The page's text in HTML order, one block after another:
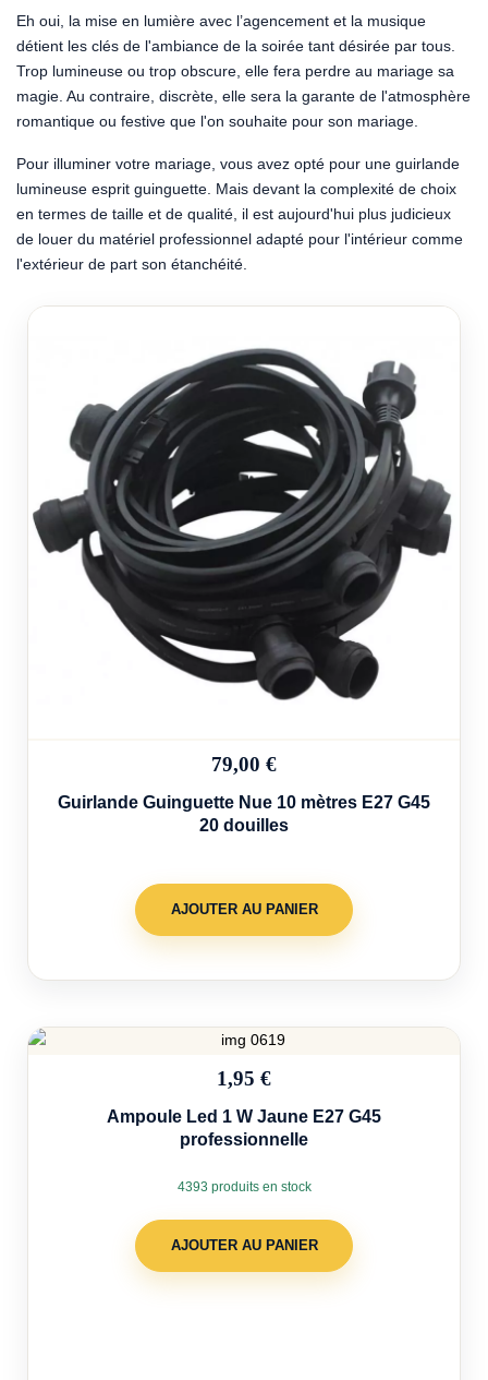
Eh oui, la mise en lumière avec l’agencement et la musique
détient les clés de l'ambiance de la soirée tant désirée par tous.
Trop lumineuse ou trop obscure, elle fera perdre au mariage sa
magie. Au contraire, discrète, elle sera la garante de l'atmosphère
romantique ou festive que l'on souhaite pour son mariage.
Pour illuminer votre mariage, vous avez opté pour une guirlande
lumineuse esprit guinguette. Mais devant la complexité de choix
en termes de taille et de qualité, il est aujourd'hui plus judicieux
de louer du matériel professionnel adapté pour l'intérieur comme
l'extérieur de part son étanchéité.
79,00 €
Guirlande Guinguette Nue 10 mètres E27 G45
20 douilles
AJOUTER AU PANIER
1,95 €
Ampoule Led 1 W Jaune E27 G45
professionnelle
4393 produits en stock
AJOUTER AU PANIER